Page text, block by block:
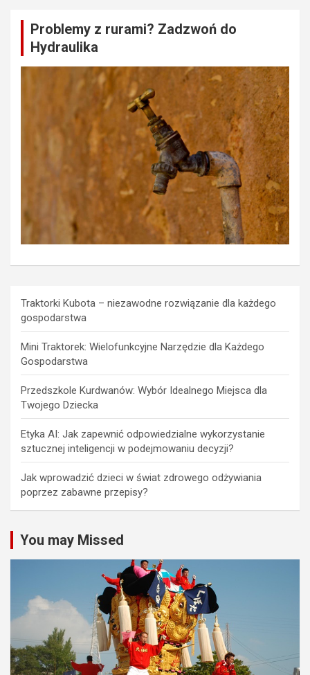
Problemy z rurami? Zadzwoń do
Hydraulika
Traktorki Kubota – niezawodne rozwiązanie dla każdego
gospodarstwa
Mini Traktorek: Wielofunkcyjne Narzędzie dla Każdego
Gospodarstwa
Przedszkole Kurdwanów: Wybór Idealnego Miejsca dla
Twojego Dziecka
Etyka AI: Jak zapewnić odpowiedzialne wykorzystanie
sztucznej inteligencji w podejmowaniu decyzji?
Jak wprowadzić dzieci w świat zdrowego odżywiania
poprzez zabawne przepisy?
You may Missed